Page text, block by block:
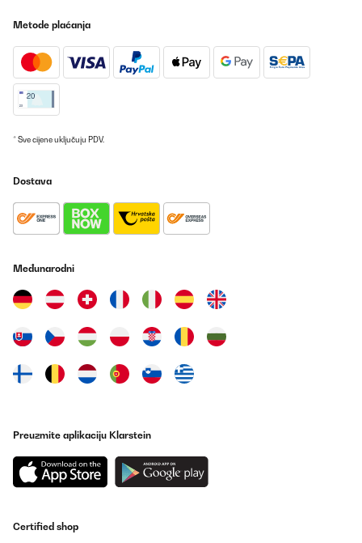
Metode plaćanja
* Sve cijene uključuju PDV.
Dostava
Međunarodni
Preuzmite aplikaciju Klarstein
Certified shop